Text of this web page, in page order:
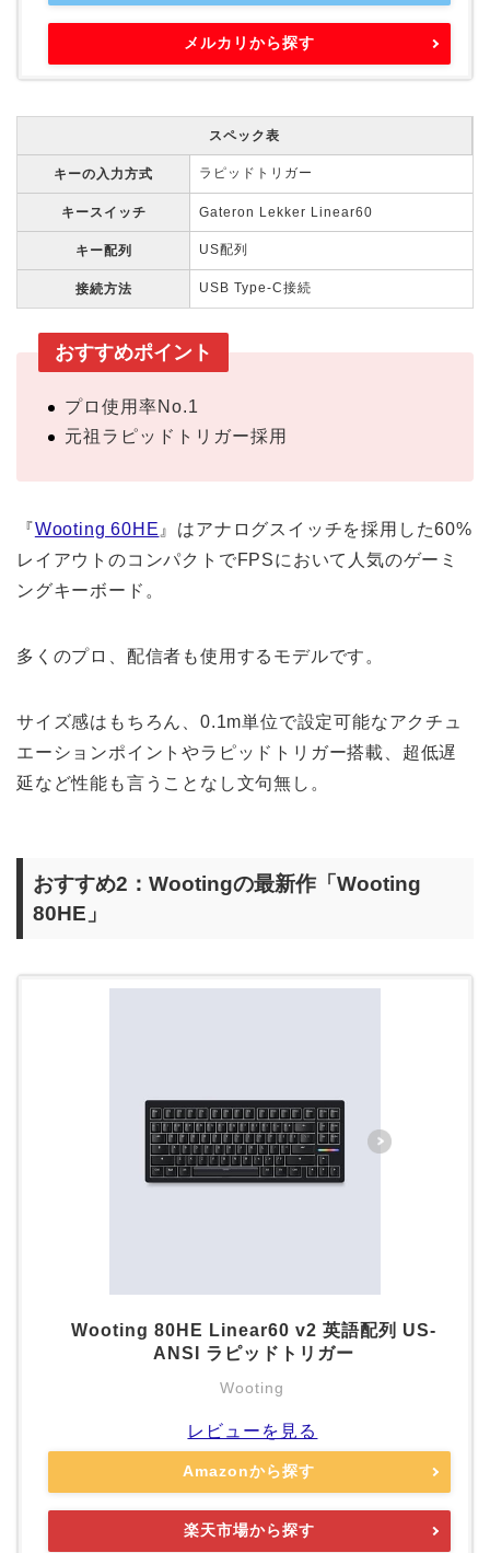
メルカリから探す
スペック表
キーの入力方式 ラピッドトリガー
キースイッチ Gateron Lekker Linear60
キー配列 US配列
接続方法 USB Type-C接続
おすすめポイント
プロ使用率No.1
元祖ラピッドトリガー採用
『Wooting 60HE 』はアナログスイッチを採用した60%
レイアウトのコンパクトでFPSにおいて人気のゲーミ
ングキーボード。
多くのプロ、配信者も使用するモデルです。
サイズ感はもちろん、0.1m単位で設定可能なアクチュ
エーションポイントやラピッドトリガー搭載、超低遅
延など性能も言うことなし文句無し。
おすすめ2：Wootingの最新作「Wooting
80HE」
Wooting 80HE Linear60 v2 英語配列 US-
ANSI ラピッドトリガー
Wooting
レビューを見る
Amazonから探す
楽天市場から探す